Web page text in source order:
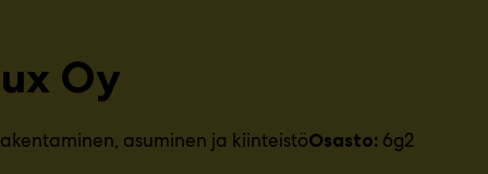
Oy
asuminen ja kiinteistöOsasto: 6g2